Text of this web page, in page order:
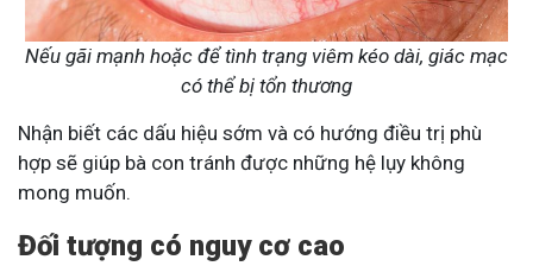
Nếu gãi mạnh hoặc để tình trạng viêm kéo dài, giác mạc
có thể bị tổn thương
Nhận biết các dấu hiệu sớm và có hướng điều trị phù
hợp sẽ giúp bà con tránh được những hệ lụy không
mong muốn​.
Đối tượng có nguy cơ cao